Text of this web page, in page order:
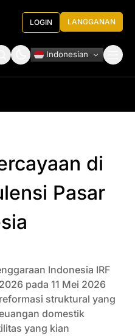
LOGIN LANGGANAN
Indonesian
di
Pasar
Indonesia IRF
pada 11 Mei 2026
struktural yang
domestik
yang kian